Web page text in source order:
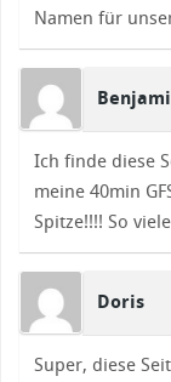
Namen für
Ich finde diese
meine 40min
Spitze!!!! So
Doris
Super, diese